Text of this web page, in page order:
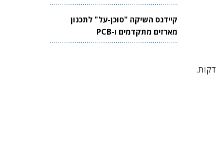
יצרנית הרכב השבדית התקינה סוללה של סטורדוט בדגם עתידי של Polestar 5 והדגימה טעינה מ-10% ל-80% תוך 10 דקות.
לשבבים
קיידנס השיקה "סוכן-על" לתכנון
מארזים מתקדמים ו-PCB